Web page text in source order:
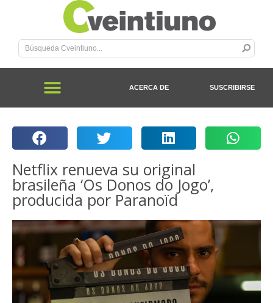
ACERCA DE SUSCRIBIRSE
Netflix renueva su original
brasileña ‘Os Donos do Jogo’,
producida por Paranoïd